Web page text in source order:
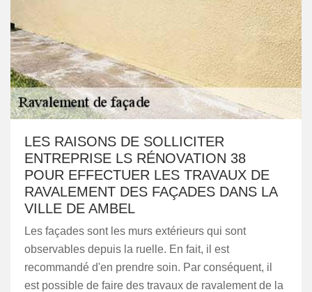
LES RAISONS DE SOLLICITER
ENTREPRISE LS RÉNOVATION 38
POUR EFFECTUER LES TRAVAUX DE
RAVALEMENT DES FAÇADES DANS LA
VILLE DE AMBEL
Les façades sont les murs extérieurs qui sont
observables depuis la ruelle. En fait, il est
recommandé d'en prendre soin. Par conséquent, il
est possible de faire des travaux de ravalement de la